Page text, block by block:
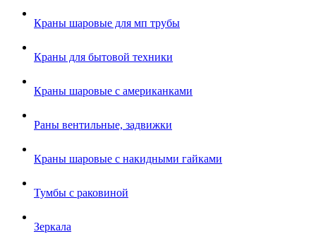
Краны шаровые для мп трубы
Краны для бытовой техники
Краны шаровые с американками
Раны вентильные, задвижки
Краны шаровые с накидными гайками
Тумбы с раковиной
Зеркала